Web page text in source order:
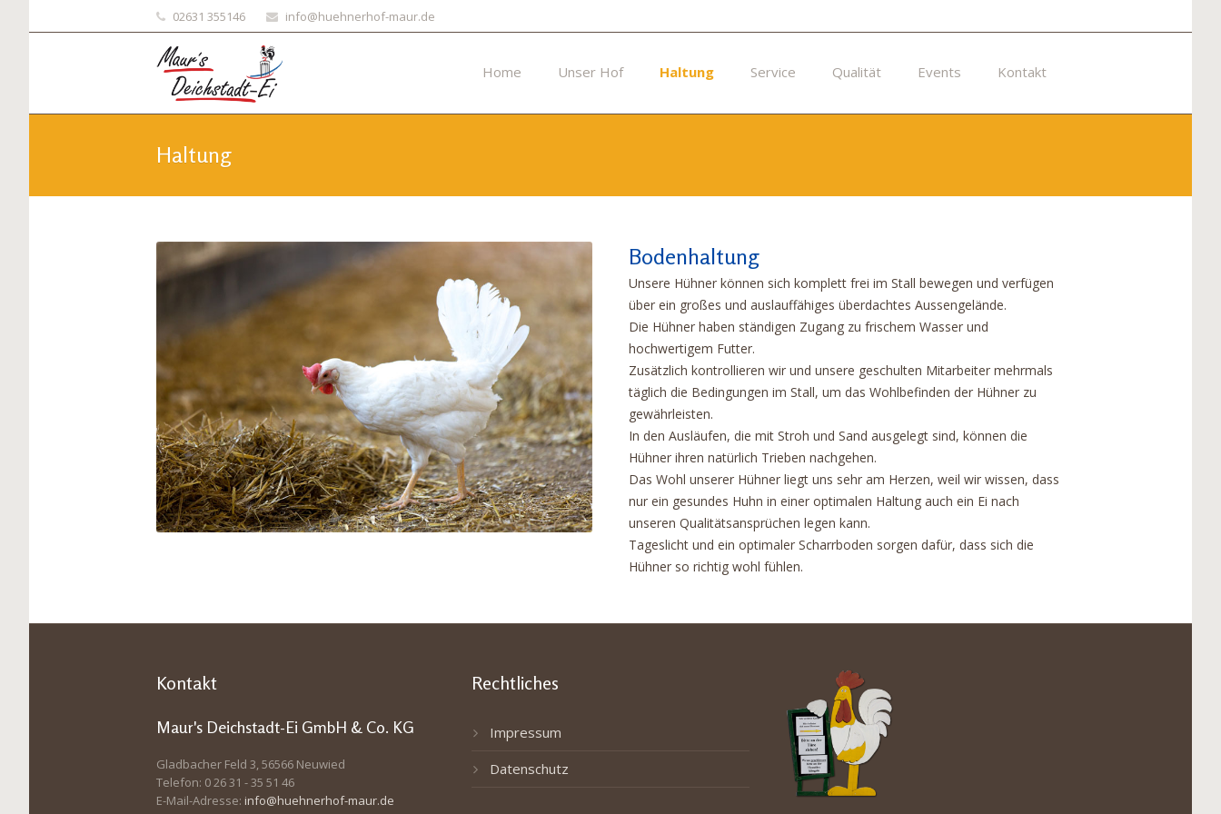
02631 355146 info@huehnerhof-maur.de
Home Unser Hof Haltung Service Qualität Events Kontakt
Haltung
Previous Next
Bodenhaltung
Unsere Hühner können sich komplett frei im Stall bewegen und verfügen
über ein großes und auslauffähiges überdachtes Aussengelände.
Die Hühner haben ständigen Zugang zu frischem Wasser und
hochwertigem Futter.
Zusätzlich kontrollieren wir und unsere geschulten Mitarbeiter mehrmals
täglich die Bedingungen im Stall, um das Wohlbefinden der Hühner zu
gewährleisten.
In den Ausläufen, die mit Stroh und Sand ausgelegt sind, können die
Hühner ihren natürlich Trieben nachgehen.
Das Wohl unserer Hühner liegt uns sehr am Herzen, weil wir wissen, dass
nur ein gesundes Huhn in einer optimalen Haltung auch ein Ei nach
unseren Qualitätsansprüchen legen kann.
Tageslicht und ein optimaler Scharrboden sorgen dafür, dass sich die
Hühner so richtig wohl fühlen.
Kontakt
Maur's Deichstadt-Ei GmbH & Co. KG
Gladbacher Feld 3, 56566 Neuwied
Telefon: 0 26 31 - 35 51 46
E-Mail-Adresse: info@huehnerhof-maur.de
Rechtliches
Impressum
Datenschutz